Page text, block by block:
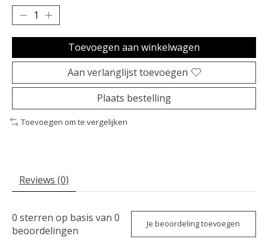
Toevoegen aan winkelwagen
Aan verlanglijst toevoegen
Plaats bestelling
Toevoegen om te vergelijken
Reviews (0)
0 sterren op basis van 0
beoordelingen
Je beoordeling toevoegen